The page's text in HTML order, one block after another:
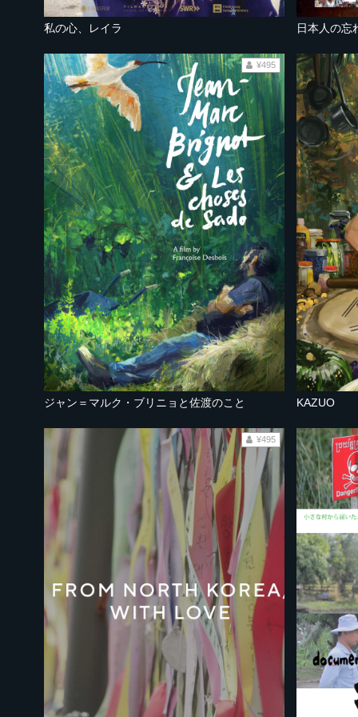
私の心、レイラ 日本人の忘
ジャン＝マルク・ブリニョと佐渡のこと
¥495
KAZUO
¥495